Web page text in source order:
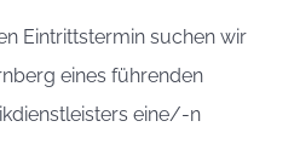
Eintrittstermin suchen wir
eines führenden
eine/-n